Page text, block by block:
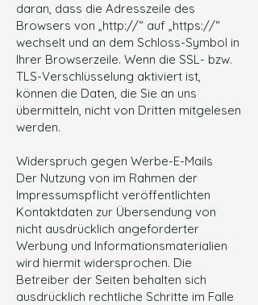
daran, dass die Adresszeile des
Browsers von „http://“ auf „https://“
wechselt und an dem Schloss-Symbol in
Ihrer Browserzeile. Wenn die SSL- bzw.
TLS-Verschlüsselung aktiviert ist,
können die Daten, die Sie an uns
übermitteln, nicht von Dritten mitgelesen
werden.
Widerspruch gegen Werbe-E-Mails
Der Nutzung von im Rahmen der
Impressumspflicht veröffentlichten
Kontaktdaten zur Übersendung von
nicht ausdrücklich angeforderter
Werbung und Informationsmaterialien
wird hiermit widersprochen. Die
Betreiber der Seiten behalten sich
ausdrücklich rechtliche Schritte im Falle